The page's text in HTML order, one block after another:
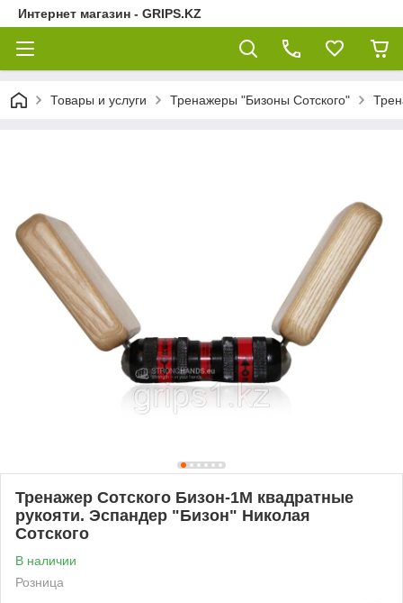
Интернет магазин - GRIPS.KZ
Товары и услуги Тренажеры "Бизоны Сотского"
Тренажер Сотского Бизон-1М квадратные
рукояти. Эспандер "Бизон" Николая
Сотского
В наличии
Розница